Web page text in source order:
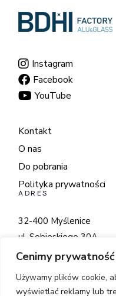
Cenimy
Używamy plików cookie,
wyświetlać reklamy lub
Instagram
Facebook
YouTube
Kontakt
O nas
Do pobrania
Polityka prywatności
ADRES
32-400 Myślenice
ul. Sobieskiego 30A
+48 798 560 222
biuro@bdhi.eu